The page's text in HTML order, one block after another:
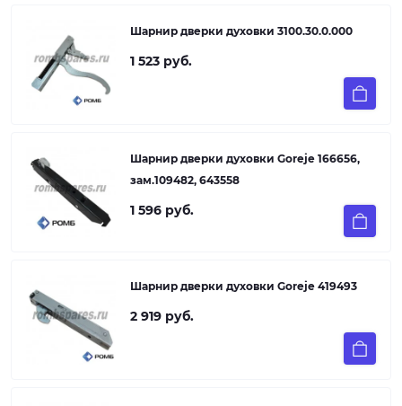
Шарнир дверки духовки 3100.30.0.000
1 523 руб.
Шарнир дверки духовки Goreje 166656,
зам.109482, 643558
1 596 руб.
Шарнир дверки духовки Goreje 419493
2 919 руб.